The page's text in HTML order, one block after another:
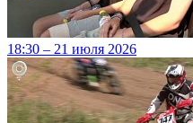
18:30 – 21 июля 2026